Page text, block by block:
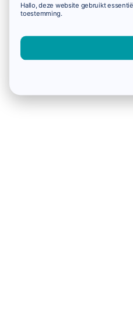
Hallo, deze website gebruikt
toestemming.